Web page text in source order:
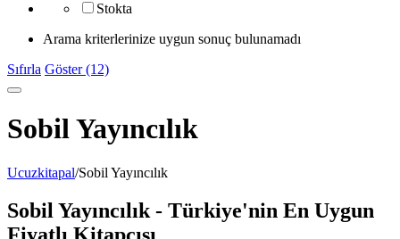
Stokta
Arama kriterlerinize uygun sonuç bulunamadı
Sıfırla Göster (12)
Sobil Yayıncılık
Ucuzkitapal/Sobil Yayıncılık
Sobil Yayıncılık - Türkiye'nin En Uygun
Fiyatlı Kitapçısı